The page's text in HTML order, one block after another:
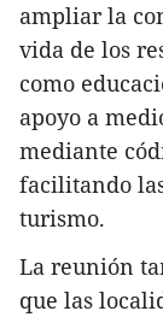
ampliar la
vida de los
como
apoyo a
mediante
facilitando
turismo.
La reunión
que las